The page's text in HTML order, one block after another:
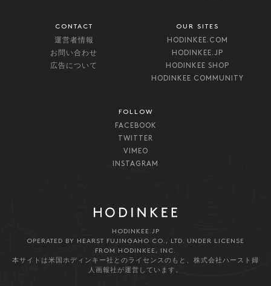
CONTACT
運営者情報
お問い合わせ
広告について
OUR SITES
HODINKEE.COM
HODINKEE.JP
HODINKEE SHOP
HODINKEE COMMUNITY
FOLLOW
FACEBOOK
TWITTER
VIMEO
INSTAGRAM
HODINKEE.JP
OPERATED BY HEARST FUJINGAHO CO., LTD. UNDER LICENSE
FROM HODINKEE, INC.
本サイトは米国ホディンキー社とのライセンスのもと、株式会社ハースト婦
人画報社が運営しています。